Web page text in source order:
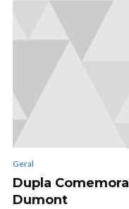
Geral
Dupla
Dumont